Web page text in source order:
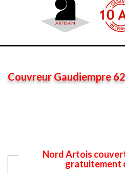
Couvreur Gaudiempre
Nord Artois
gratuitement